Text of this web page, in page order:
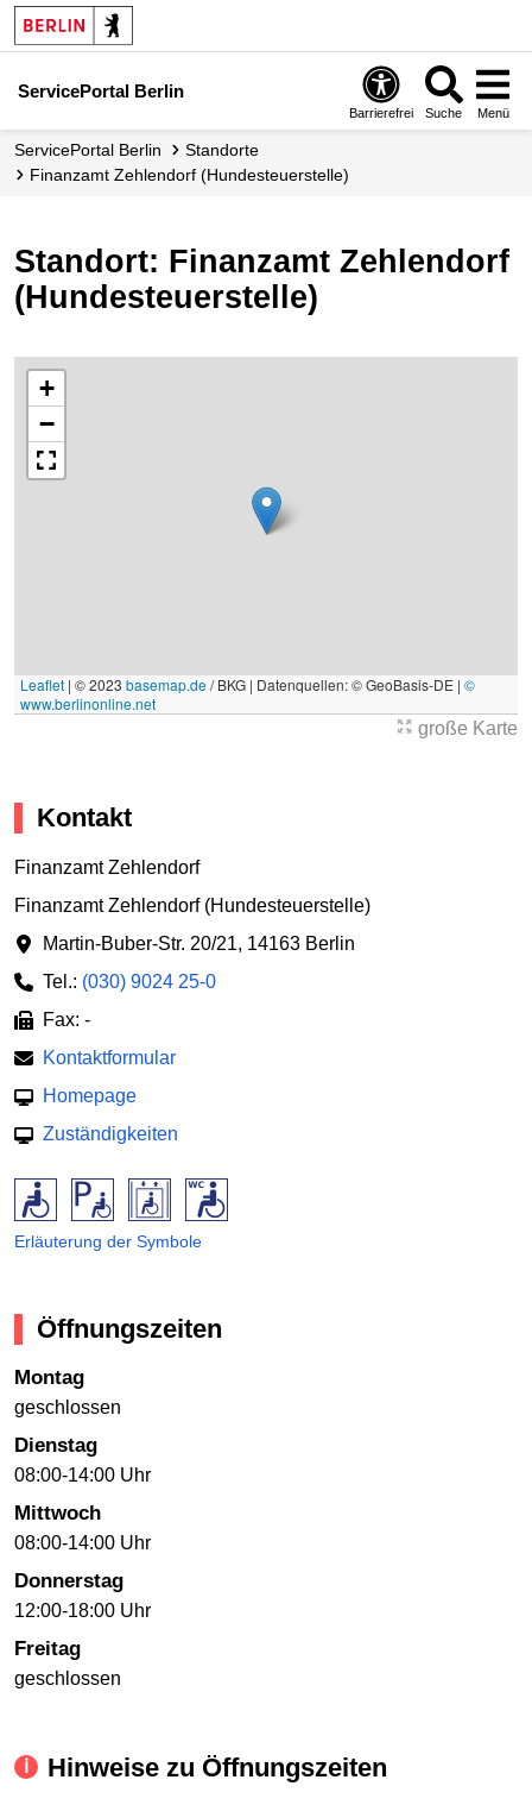
ServicePortal Berlin
Barrierefrei Suche Menü
ServicePortal Berlin
Standorte
Finanzamt Zehlendorf (Hundesteuerstelle)
Standort: Finanzamt Zehlendorf
(Hundesteuerstelle)
+
−
Leaflet | © 2023 basemap.de/ BKG | Datenquellen: © GeoBasis-DE | ©
www.berlinonline.net
große Karte
Kontakt
Finanzamt Zehlendorf
Finanzamt Zehlendorf (Hundesteuerstelle)
Martin-Buber-Str. 20/21, 14163 Berlin
Tel.: (030) 9024 25-0
Fax: -
Kontaktformular
Homepage
Zuständigkeiten
Erläuterung der Symbole
Öffnungszeiten
Montag
geschlossen
Dienstag
08:00-14:00 Uhr
Mittwoch
08:00-14:00 Uhr
Donnerstag
12:00-18:00 Uhr
Freitag
geschlossen
Hinweise zu Öffnungszeiten